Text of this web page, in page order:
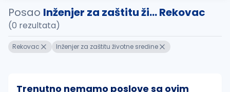
Posao Inženjer za zaštitu ži... Rekovac
(0 rezultata)
Rekovac Inženjer za zaštitu životne sredine
Trenutno nemamo poslove sa ovim